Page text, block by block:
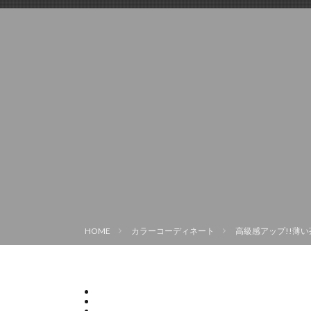
HOME カラーコーディネート 高級感アップ!!薄い